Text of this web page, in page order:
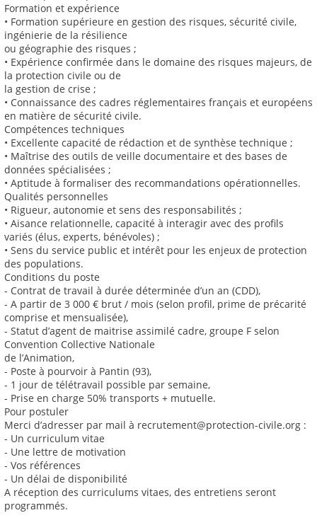
Formation et expérience
• Formation supérieure en gestion des risques, sécurité civile,
ingénierie de la résilience
ou géographie des risques ;
• Expérience confirmée dans le domaine des risques majeurs, de
la protection civile ou de
la gestion de crise ;
• Connaissance des cadres réglementaires français et européens
en matière de sécurité civile.
Compétences techniques
• Excellente capacité de rédaction et de synthèse technique ;
• Maîtrise des outils de veille documentaire et des bases de
données spécialisées ;
• Aptitude à formaliser des recommandations opérationnelles.
Qualités personnelles
• Rigueur, autonomie et sens des responsabilités ;
• Aisance relationnelle, capacité à interagir avec des profils
variés (élus, experts, bénévoles) ;
• Sens du service public et intérêt pour les enjeux de protection
des populations.
Conditions du poste
- Contrat de travail à durée déterminée d’un an (CDD),
- A partir de 3 000 € brut / mois (selon profil, prime de précarité
comprise et mensualisée),
- Statut d’agent de maitrise assimilé cadre, groupe F selon
Convention Collective Nationale
de l’Animation,
- Poste à pourvoir à Pantin (93),
- 1 jour de télétravail possible par semaine,
- Prise en charge 50% transports + mutuelle.
Pour postuler
Merci d’adresser par mail à recrutement@protection-civile.org :
- Un curriculum vitae
- Une lettre de motivation
- Vos références
- Un délai de disponibilité
A réception des curriculums vitaes, des entretiens seront
programmés.